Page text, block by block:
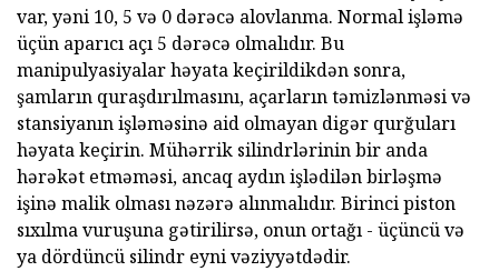
var, yəni 10, 5 və 0 dərəcə alovlanma. Normal işləmə
üçün aparıcı açı 5 dərəcə olmalıdır. Bu
manipulyasiyalar həyata keçirildikdən sonra,
şamların quraşdırılmasını, açarların təmizlənməsi və
stansiyanın işləməsinə aid olmayan digər qurğuları
həyata keçirin. Mühərrik silindrlərinin bir anda
hərəkət etməməsi, ancaq aydın işlədilən birləşmə
işinə malik olması nəzərə alınmalıdır. Birinci piston
sıxılma vuruşuna gətirilirsə, onun ortağı - üçüncü və
ya dördüncü silindr eyni vəziyyətdədir.